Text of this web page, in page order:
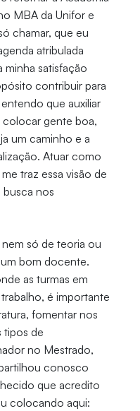
MBA da Unifor e
chamar, que eu
atribulada
minha satisfação
contribuir para
que auxiliar
gente boa,
um caminho e a
Atuar como
traz essa visão de
busca nos
só de teoria ou
bom docente.
as turmas em
é importante
fomentar nos
tipos de
no Mestrado,
conosco
que acredito
colocando aqui: